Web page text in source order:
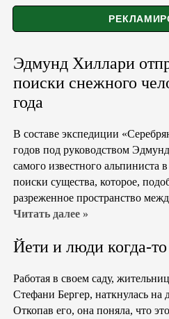
Эдмунд Хиллари
поиски снежного
года
В составе экспедиции
годов под руководством
самого известного альпиниста
поиски существа, которое,
разреженное пространство
Читать далее »
Йети и люди когда-
Работая в своем саду,
Стефани Бергер, наткнулась на
Откопав его, она поняла, что